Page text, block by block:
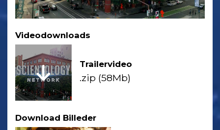
Videodownloads
Trailervideo
.zip (58Mb)
Download Billeder